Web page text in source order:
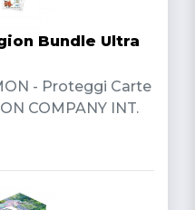
Bundle Ultra
- Proteggi Carte
COMPANY INT.